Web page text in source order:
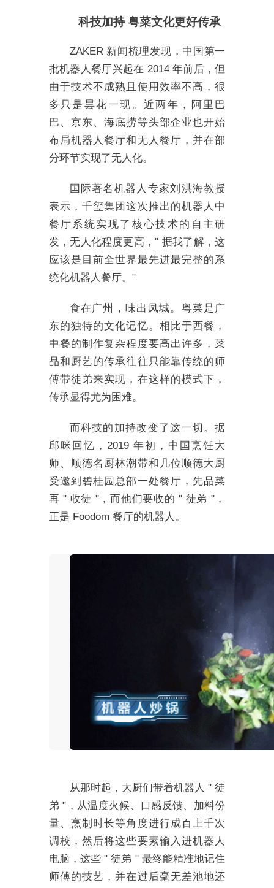
科技加持 粤菜文化更好传承
ZAKER 新闻梳理发现，中国第一
批机器人餐厅兴起在 2014 年前后，但
由于技术不成熟且使用效率不高，很
多只是昙花一现。近两年，阿里巴
巴、京东、海底捞等头部企业也开始
布局机器人餐厅和无人餐厅，并在部
分环节实现了无人化。
国际著名机器人专家刘洪海教授
表示，千玺集团这次推出的机器人中
餐厅系统实现了核心技术的自主研
发，无人化程度更高，" 据我了解，这
应该是目前全世界最先进最完整的系
统化机器人餐厅。"
食在广州，味出凤城。粤菜是广
东的独特的文化记忆。相比于西餐，
中餐的制作复杂程度要高出许多，菜
品和厨艺的传承往往只能靠传统的师
傅带徒弟来实现，在这样的模式下，
传承显得尤为困难。
而科技的加持改变了这一切。据
邱咪回忆，2019 年初，中国烹饪大
师、顺德名厨林潮带和几位顺德大厨
受邀到碧桂园总部一处餐厅，先品菜
再 " 收徒 "，而他们要收的 " 徒弟 "，
正是 Foodom 餐厅的机器人。
从那时起，大厨们带着机器人 " 徒
弟 "，从温度火候、口感反馈、加料份
量、烹制时长等角度进行成百上千次
调校，然后将这些要素输入进机器人
电脑，这些 " 徒弟 " 最终能精准地记住
师傅的技艺，并在过后毫无差池地还